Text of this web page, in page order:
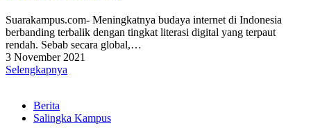
Suarakampus.com- Meningkatnya budaya internet di Indonesia
berbanding terbalik dengan tingkat literasi digital yang terpaut
rendah. Sebab secara global,…
3 November 2021
Selengkapnya
Berita
Salingka Kampus